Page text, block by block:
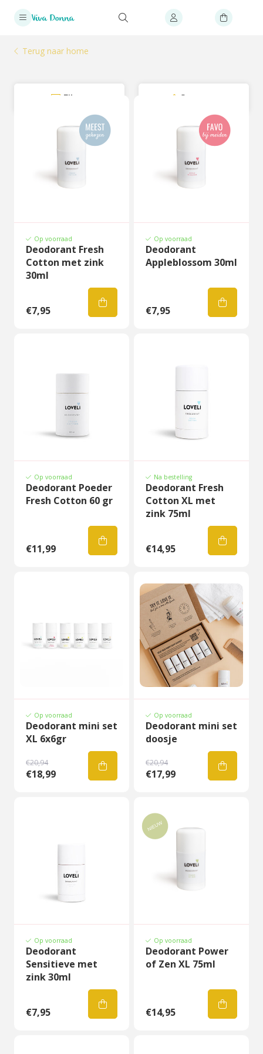
Terug naar home
Filter Sorteer
Op voorraad
Deodorant Fresh
Cotton met zink
30ml
€7,95
Op voorraad
Deodorant
Appleblossom 30ml
€7,95
Op voorraad
Deodorant Poeder
Fresh Cotton 60 gr
€11,99
Na bestelling
Deodorant Fresh
Cotton XL met
zink 75ml
€14,95
Op voorraad
Deodorant mini set
XL 6x6gr
€20,94
€18,99
Op voorraad
Deodorant mini set
doosje
€20,94
€17,99
Op voorraad
Deodorant
Sensitieve met
zink 30ml
€7,95
Op voorraad
Deodorant Power
of Zen XL 75ml
€14,95